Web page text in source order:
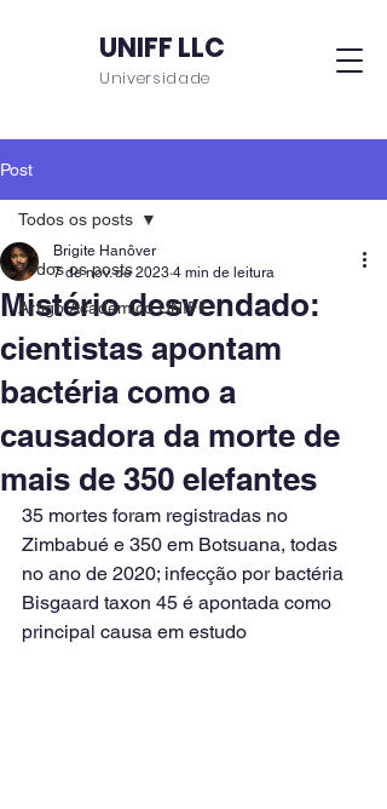
UNIFF LLC
Universidade
Post
Todos os posts
Artigo Acadêmico UNIFF
Todos os posts
Mistério desvendado:
cientistas apontam
bactéria como a
causadora da morte de
mais de 350 elefantes
Brigite Hanôver
7 de nov. de 2023 4 min de leitura
35 mortes foram registradas no
Zimbabué e 350 em Botsuana, todas
no ano de 2020; infecção por bactéria
Bisgaard taxon 45 é apontada como
principal causa em estudo